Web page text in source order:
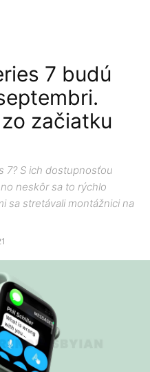
7 budú
začiatku
7? S ich dostupnosťou
neskôr sa to rýchlo
sa stretávali montážnici na